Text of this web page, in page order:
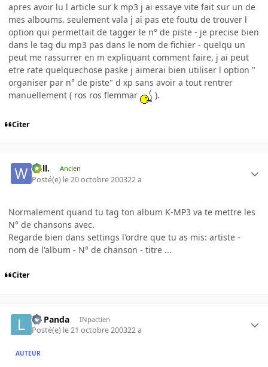
apres avoir lu l article sur k mp3 j ai essaye vite fait sur un de
mes alboums. seulement vala j ai pas ete foutu de trouver l
option qui permettait de tagger le n° de piste - je precise bien
dans le tag du mp3 pas dans le nom de fichier - quelqu un
peut me rassurrer en m expliquant comment faire, j ai peut
etre rate quelquechose paske j aimerai bien utiliser l option "
organiser par n° de piste" d xp sans avoir a tout rentrer
manuellement ( ros ros flemmar
).
Citer
Will. Ancien
Posté(e) le 20 octobre 200322 a
Normalement quand tu tag ton album K-MP3 va te mettre les
N° de chansons avec.
Regarde bien dans settings l'ordre que tu as mis: artiste -
nom de l'album - N° de chanson - titre ...
Citer
Le Panda INpactien
Posté(e) le 21 octobre 200322 a
AUTEUR